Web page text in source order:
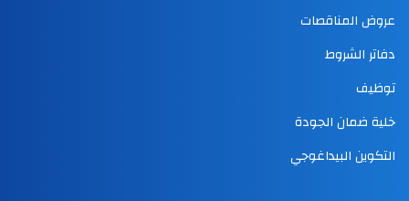
عروض المناقصات
دفاتر الشروط
توظيف
خلية ضمان الجودة
التكوين البيداغوجي